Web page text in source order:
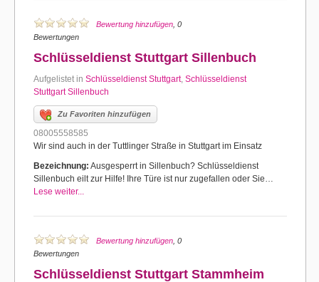
Bewertung hinzufügen , 0
Bewertungen
Schlüsseldienst Stuttgart Sillenbuch
Aufgelistet in Schlüsseldienst Stuttgart, Schlüsseldienst
Stuttgart Sillenbuch
Zu Favoriten hinzufügen
08005558585
Wir sind auch in der Tuttlinger Straße in Stuttgart im Einsatz
Bezeichnung: Ausgesperrt in Sillenbuch? Schlüsseldienst
Sillenbuch eilt zur Hilfe! Ihre Türe ist nur zugefallen oder Sie…
Lese weiter...
Bewertung hinzufügen , 0
Bewertungen
Schlüsseldienst Stuttgart Stammheim